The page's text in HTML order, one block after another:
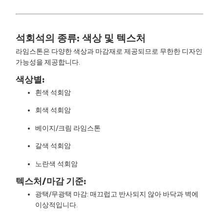
석회석의 종류: 색상 및 텍스처
라임스톤은 다양한 색상과 마감재로 제공되므로 무한한 디자인
가능성을 제공합니다.
색상별:
흰색 석회암
회색 석회암
베이지/크림 라임스톤
갈색 석회암
노란색 석회암
텍스처/마감 기준:
광택/무광택 마감: 매끄럽고 반사되지 않아 바닥과 벽에
이상적입니다.